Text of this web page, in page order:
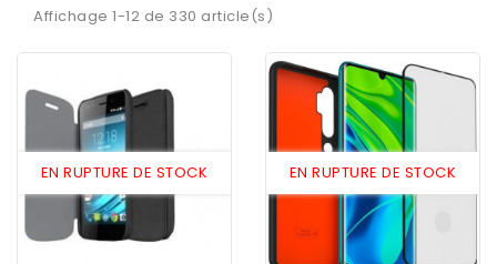
Affichage 1-12 de 330 article(s)
EN RUPTURE DE STOCK EN RUPTURE DE STOCK